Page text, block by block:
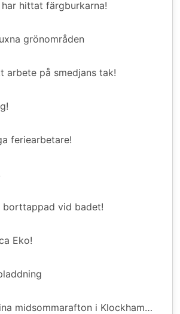
har hittat färgburkarna!
grönområden
arbete på smedjans tak!
feriearbetare!
borttappad vid badet!
Eko!
Sommarens fina midsommarafton i Klockhammar